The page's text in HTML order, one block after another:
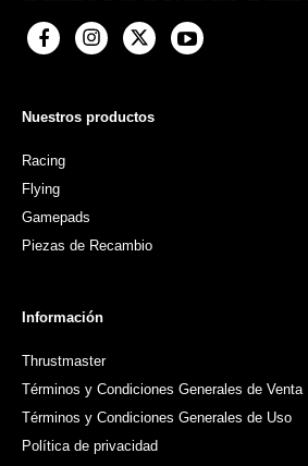
Nuestros productos
Racing
Flying
Gamepads
Piezas de Recambio
Información
Thrustmaster
Términos y Condiciones Generales de Venta
Términos y Condiciones Generales de Uso
Política de privacidad